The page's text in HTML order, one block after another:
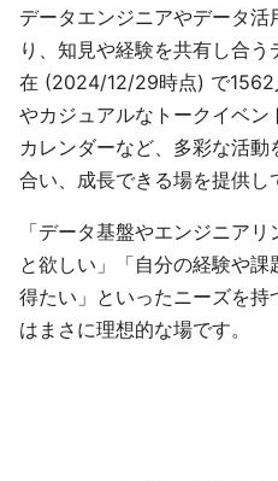
データエンジニアやデータ活
り、知見や経験を共有し合
在 (2024/12/29時点) で1562
やカジュアルなトークイベン
カレンダーなど、多彩な活
合い、成長できる場を提供し
「データ基盤やエンジニア
と欲しい」「自分の経験や
得たい」といったニーズを
はまさに理想的な場です。